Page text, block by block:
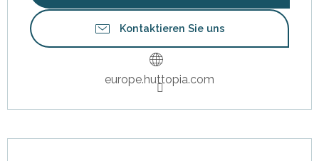
Kontaktieren Sie uns
europe.huttopia.com